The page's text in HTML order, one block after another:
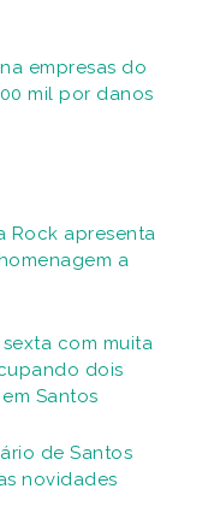
empresas do
mil por danos
Rock apresenta
a
com muita
dois
Santos
de Santos
novidades